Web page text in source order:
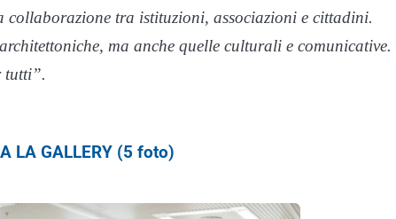
tra istituzioni, associazioni e cittadini.
ma anche quelle culturali e comunicative.
tutti”.
LA GALLERY (5 foto)